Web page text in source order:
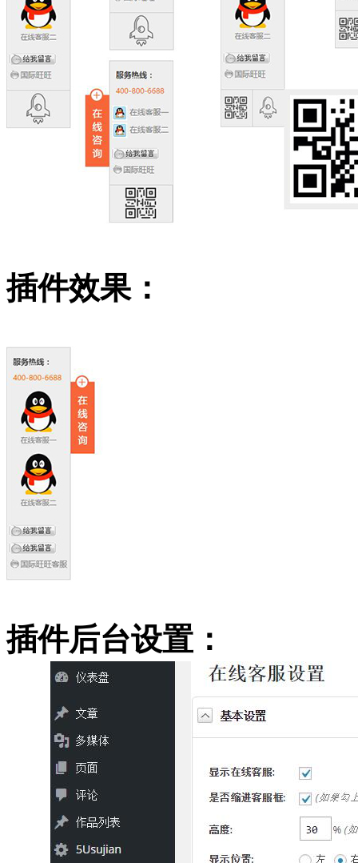
插件效果：
插件后台设置：